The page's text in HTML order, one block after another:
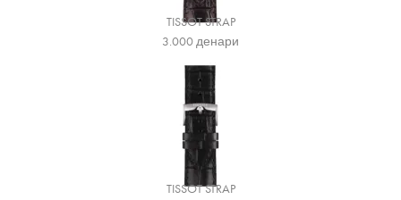
TISSOT STRAP
3.000денари
TISSOT STRAP